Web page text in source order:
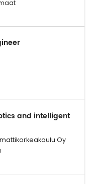
and intelligent
Oy